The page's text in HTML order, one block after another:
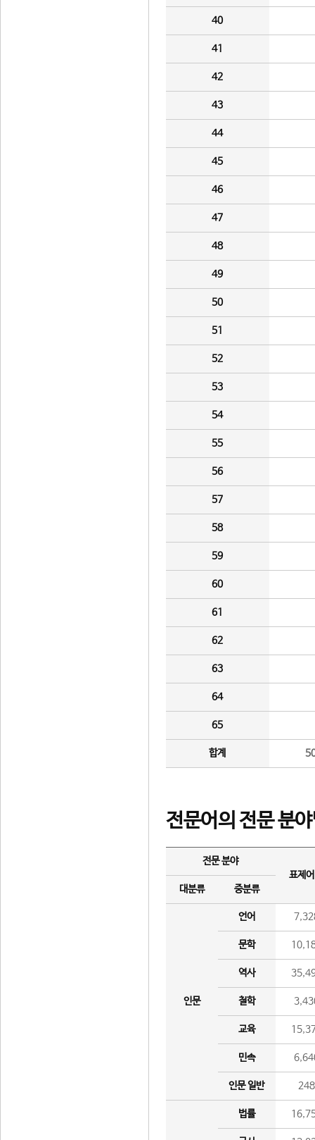
40
41
42
43
44
45
46
47
48
49
50
51
52
53
54
55
56
57
58
59
60
61
62
63
64
65
합계
전문어의 전문 분
전문 분야
표제
대분류
중분류
인문
언어
문학
역사
철학
교육
민속
인문 일반 248
법률